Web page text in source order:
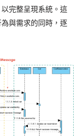
完整呈現系統。這
與需求的同時，逐